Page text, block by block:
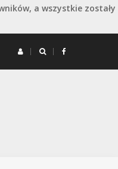
a wszystkie zostały